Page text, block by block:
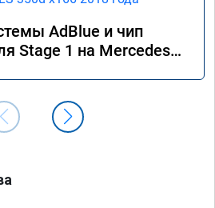
AdBlue и чип
Stage 1 на Mercedes